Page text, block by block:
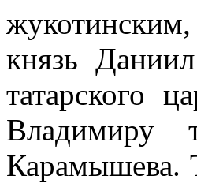
князь
татарского
Владимиру
Карамышева.